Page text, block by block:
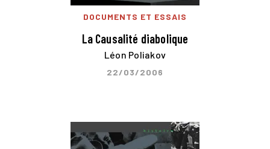
DOCUMENTS ET ESSAIS
La Causalité diabolique
Léon Poliakov
22/03/2006